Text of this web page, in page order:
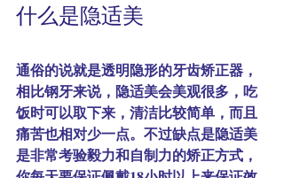
什么是隐适美
通俗的说就是透明隐形的牙齿矫正器，
相比钢牙来说，隐适美会美观很多，吃
饭时可以取下来，清洁比较简单，而且
痛苦也相对少一点。不过缺点是隐适美
是非常考验毅力和自制力的矫正方式，